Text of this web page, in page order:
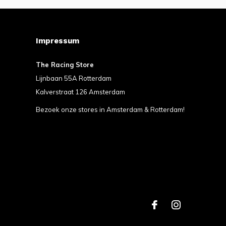
Impressum
The Racing Store
Lijnbaan 55A Rotterdam
Kalverstraat 126 Amsterdam
Bezoek onze stores in Amsterdam & Rotterdam!